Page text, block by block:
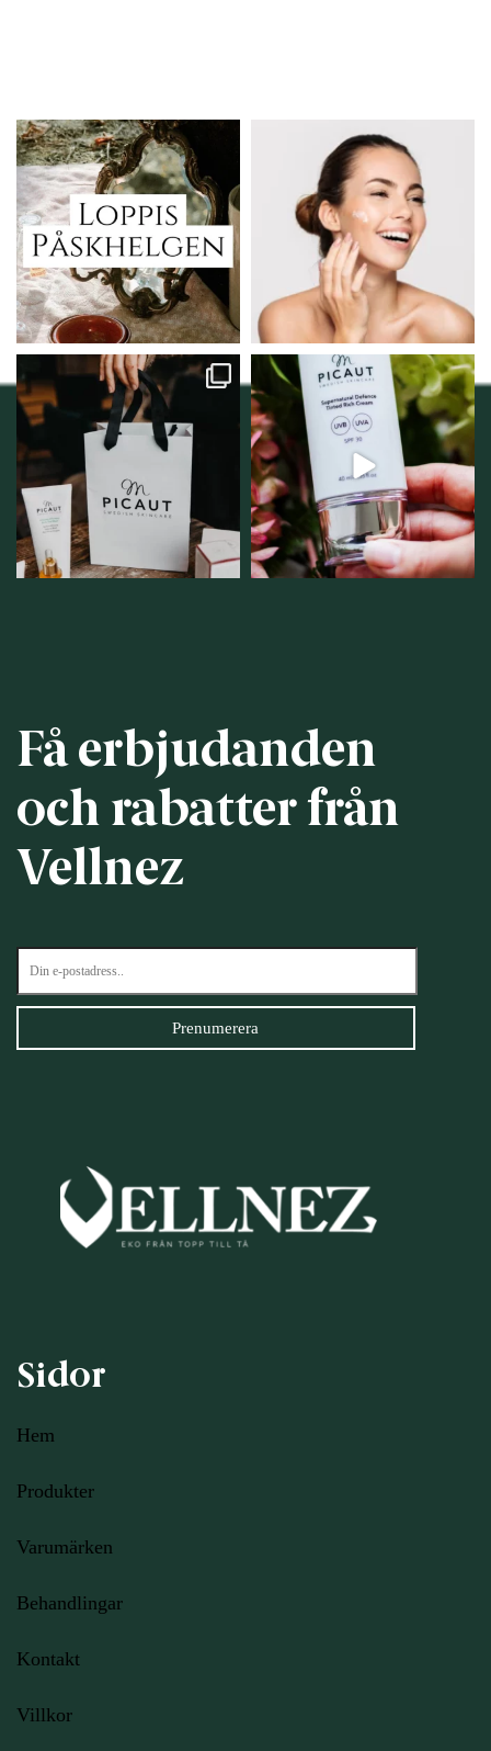
Vi skall ha loppis!
I Vellnez anda;...
6 0
Behandlingserbjudande
februari-mars!
Vi...
0
Vellnez – din
samlingsplats för
personlig handel i
12 0
Njut av solens härliga
strålar men skydda dig...
12 1
Få erbjudanden
och rabatter från
Vellnez
Sidor
Hem
Produkter
Varumärken
Behandlingar
Kontakt
Villkor